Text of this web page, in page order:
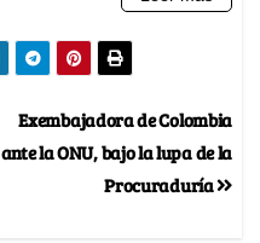
Exembajadora de Colombia
ante la ONU, bajo la lupa de la
Procuraduría